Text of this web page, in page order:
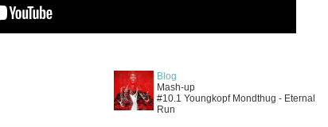
Blog
Mash-up
#10.1 Youngkopf Mondthug - Eternal
Run